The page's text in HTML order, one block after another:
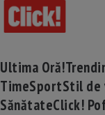
Ultima Oră!
TimeSportStil de
SănătateClick!